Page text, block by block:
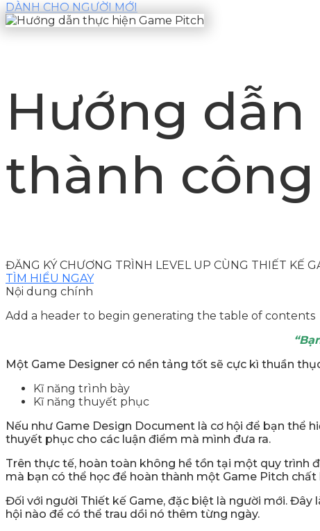
DÀNH CHO NGƯỜI MỚI
Hướng
thành công
ĐĂNG KÝ CHƯƠNG TRÌNH LEVEL UP CÙNG THIẾT KẾ
TÌM HIỂU NGAY
Nội dung chính
Add a header to begin generating the table of contents
Một Game Designer có nền tảng tốt sẽ cực kì thuần
Kĩ năng trình bày
Kĩ năng thuyết phục
Nếu như Game Design Document là cơ hội để bạn thể
thuyết phục cho các luận điểm mà mình đưa ra.
Trên thực tế, hoàn toàn không hề tồn tại một quy trình
mà bạn có thể học để hoàn thành một Game Pitch chất
Đối với người Thiết kế Game, đặc biệt là người mới.
hội nào để có thể trau dồi nó thêm từng ngày.